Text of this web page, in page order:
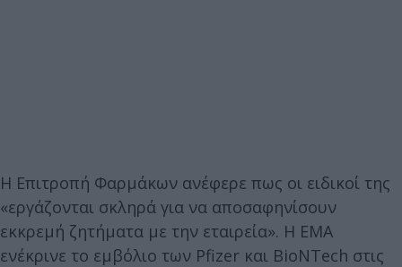
H Επιτροπή Φαρμάκων ανέφερε πως οι ειδικοί της
«εργάζονται σκληρά για να αποσαφηνίσουν
εκκρεμή ζητήματα με την εταιρεία». Η ΕΜΑ
ενέκρινε το εμβόλιο των Pfizer και BioNTech στις